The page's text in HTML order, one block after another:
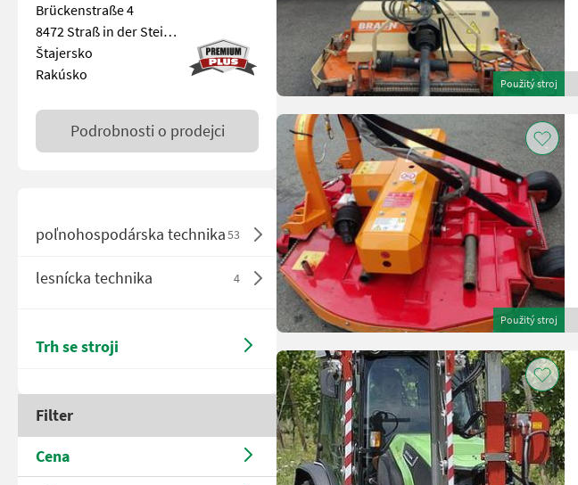
Brückenstraße 4
8472 Straß in der Steiermark
Štajersko
Rakúsko
Podrobnosti o prodejci
poľnohospodárska technika53
lesnícka technika 4
Trh se stroji
Filter
Cena
Použitý stroj
Použitý stroj